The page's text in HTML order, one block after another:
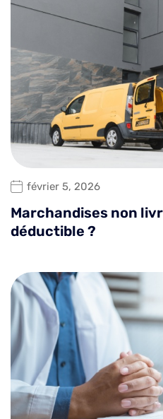
février 5, 2026
Marchandises non
déductible ?